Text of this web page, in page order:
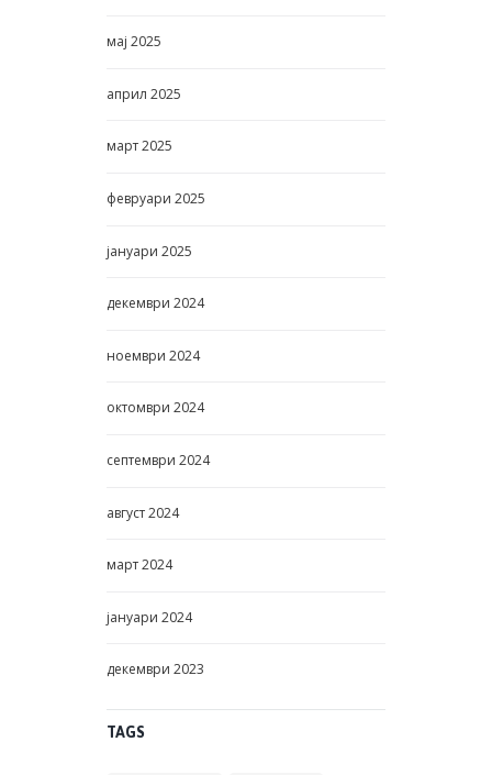
мај 2025
април 2025
март2025
февруари 2025
јануари 2025
декември 2024
ноември 2024
октомври 2024
септември 2024
август2024
март2024
јануари 2024
декември 2023
TAGS